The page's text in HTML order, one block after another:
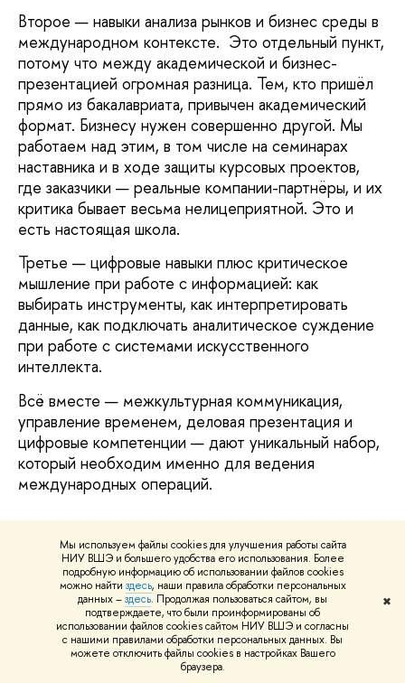
Мы используем файлы cookies для улучшения работы сайта
НИУ ВШЭ и большего удобства его использования. Более
подробную информацию об использовании файлов cookies
можно найти здесь, наши правила обработки персональных
данных –здесь. Продолжая пользоваться сайтом, вы
подтверждаете, что были проинформированы об
использовании файлов cookies сайтом НИУ ВШЭ и согласны
с нашими правилами обработки персональных данных. Вы
можете отключить файлы cookies в настройках Вашего
браузера.
✖
Второе — навыки анализа рынков и бизнес среды в
международном контексте. Это отдельный пункт,
потому что между академической и бизнес-
презентацией огромная разница. Тем, кто пришёл
прямо из бакалавриата, привычен академический
формат. Бизнесу нужен совершенно другой. Мы
работаем над этим, в том числе на семинарах
наставника и в ходе защиты курсовых проектов,
где заказчики — реальные компании-партнёры, и их
критика бывает весьма нелицеприятной. Это и
есть настоящая школа.
Третье — цифровые навыки плюс критическое
мышление при работе с информацией: как
выбирать инструменты, как интерпретировать
данные, как подключать аналитическое суждение
при работе с системами искусственного
интеллекта.
Всё вместе — межкультурная коммуникация,
управление временем, деловая презентация и
цифровые компетенции — дают уникальный набор,
который необходим именно для ведения
международных операций.
— Какие карьерные перспективы
открываются перед выпускниками?
— Программа носит достаточно широкий,
стратегический характер — именно поэтому и
карьерные траектории у выпускников очень
разнообразны. Среди них есть те, кто уходит в